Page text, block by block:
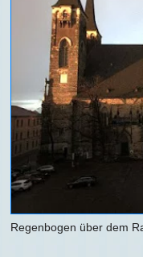
Regenbogen über dem